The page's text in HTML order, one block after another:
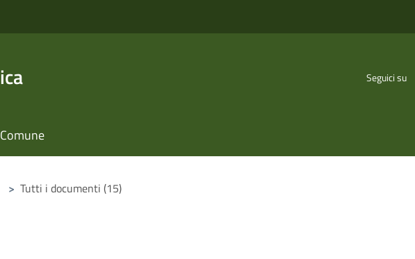
Seguici su
> Tutti i documenti (15)